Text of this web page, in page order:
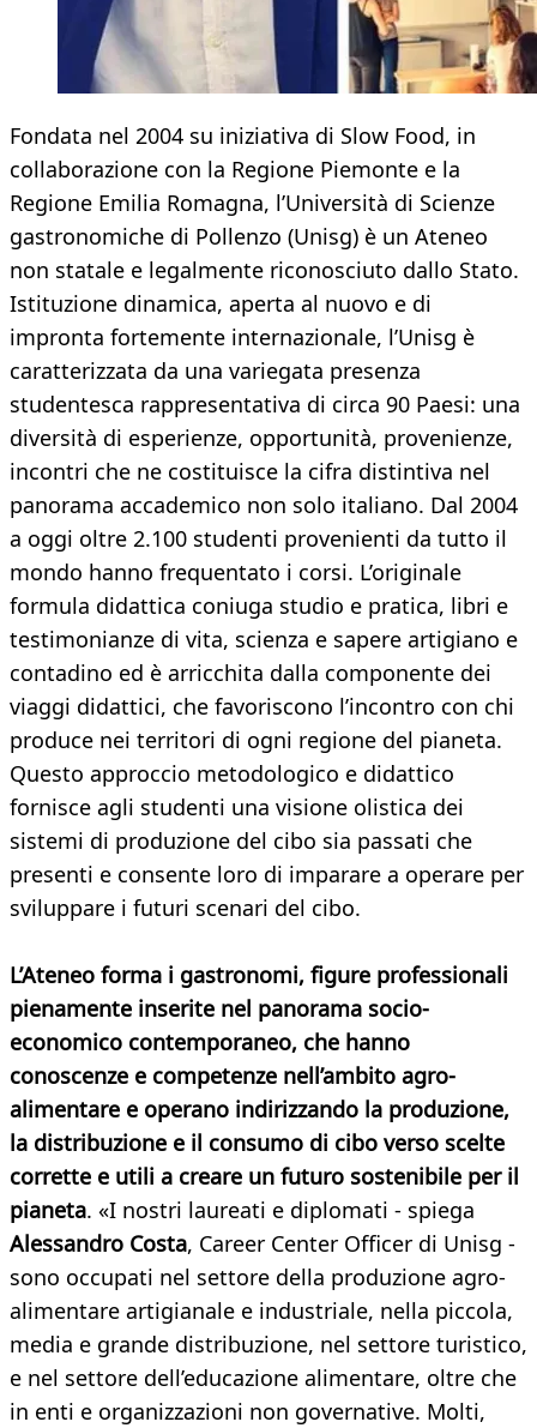
Fondata nel 2004 su iniziativa di Slow Food, in
collaborazione con la Regione Piemonte e la
Regione Emilia Romagna, l’Università di Scienze
gastronomiche di Pollenzo (Unisg) è un Ateneo
non statale e legalmente riconosciuto dallo Stato.
Istituzione dinamica, aperta al nuovo e di
impronta fortemente internazionale, l’Unisg è
caratterizzata da una variegata presenza
studentesca rappresentativa di circa 90 Paesi: una
diversità di esperienze, opportunità, provenienze,
incontri che ne costituisce la cifra distintiva nel
panorama accademico non solo italiano. Dal 2004
a oggi oltre 2.100 studenti provenienti da tutto il
mondo hanno frequentato i corsi. L’originale
formula didattica coniuga studio e pratica, libri e
testimonianze di vita, scienza e sapere artigiano e
contadino ed è arricchita dalla componente dei
viaggi didattici, che favoriscono l’incontro con chi
produce nei territori di ogni regione del pianeta.
Questo approccio metodologico e didattico
fornisce agli studenti una visione olistica dei
sistemi di produzione del cibo sia passati che
presenti e consente loro di imparare a operare per
sviluppare i futuri scenari del cibo.
L’Ateneo forma i gastronomi, figure professionali
pienamente inserite nel panorama socio-
economico contemporaneo, che hanno
conoscenze e competenze nell’ambito agro-
alimentare e operano indirizzando la produzione,
la distribuzione e il consumo di cibo verso scelte
corrette e utili a creare un futuro sostenibile per il
pianeta. «I nostri laureati e diplomati - spiega
Alessandro Costa, Career Center Officer di Unisg -
sono occupati nel settore della produzione agro-
alimentare artigianale e industriale, nella piccola,
media e grande distribuzione, nel settore turistico,
e nel settore dell’educazione alimentare, oltre che
in enti e organizzazioni non governative. Molti,